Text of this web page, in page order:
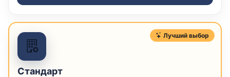
Лучший выбор
Стандарт